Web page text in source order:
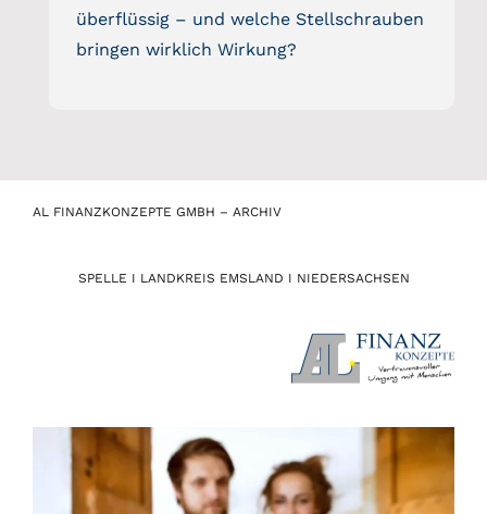
überflüssig – und welche Stellschrauben
bringen wirklich Wirkung?
AL FINANZKONZEPTE GMBH – ARCHIV
SPELLE I LANDKREIS EMSLAND I NIEDERSACHSEN